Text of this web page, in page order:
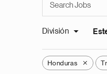
División
Honduras X